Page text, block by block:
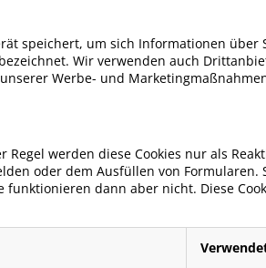
speichert, um sich Informationen über
Wir verwenden auch
Werbe- und
werden diese Cookies nur als
oder dem Ausfüllen von Formularen.
dann aber nicht. Diese